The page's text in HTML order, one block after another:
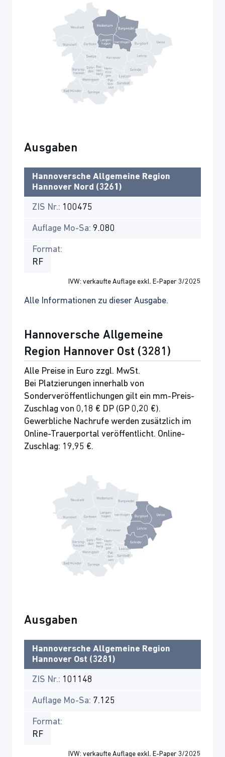
Ausgaben
Hannoversche Allgemeine Region
Hannover Nord (3261)
ZIS Nr.: 100475
Auflage Mo-Sa: 9.080
Format:
RF
IVW: verkaufte Auflage exkl. E-Paper 3/2025
Alle Informationen zu dieser Ausgabe.
Hannoversche Allgemeine
Region Hannover Ost (3281)
Alle Preise in Euro zzgl. MwSt.
Bei Platzierungen innerhalb von
Sonderveröffentlichungen gilt ein mm-Preis-
Zuschlag von 0,18 € DP (GP 0,20 €).
Gewerbliche Nachrufe werden zusätzlich im
Online-Trauerportal veröffentlicht. Online-
Zuschlag: 19,95 €.
Ausgaben
Hannoversche Allgemeine Region
Hannover Ost (3281)
ZIS Nr.: 101148
Auflage Mo-Sa: 7.125
Format:
RF
IVW: verkaufte Auflage exkl. E-Paper 3/2025